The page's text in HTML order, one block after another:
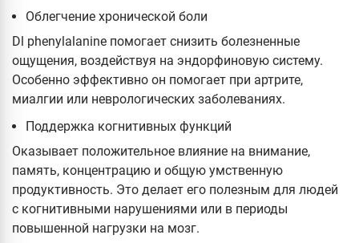
Облегчение хронической боли
Dl phenylalanine помогает снизить болезненные
ощущения, воздействуя на эндорфиновую систему.
Особенно эффективно он помогает при артрите,
миалгии или неврологических заболеваниях.
Поддержка когнитивных функций
Оказывает положительное влияние на внимание,
память, концентрацию и общую умственную
продуктивность. Это делает его полезным для людей
с когнитивными нарушениями или в периоды
повышенной нагрузки на мозг.